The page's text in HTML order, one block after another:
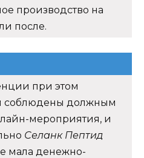
производство на
после.
при этом
соблюдены должным
мероприятия, и
Селанк Пептид
мала денежно-